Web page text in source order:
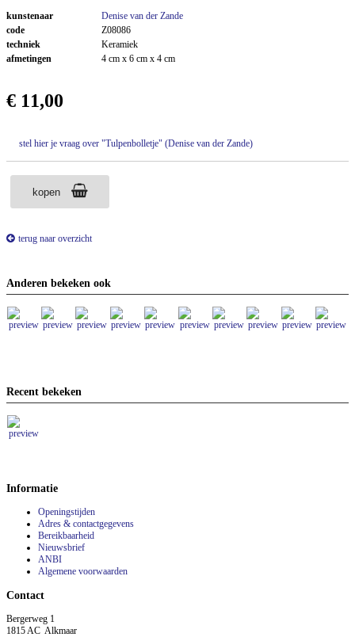
kunstenaar
Denise van der Zande
code
Z08086
techniek
Keramiek
afmetingen
4 cm x 6 cm x 4 cm
€ 11,00
stel hier je vraag over "Tulpenbolletje" (Denise van der Zande)
kopen
terug naar overzicht
Anderen bekeken ook
Recent bekeken
Informatie
Openingstijden
Adres & contactgegevens
Bereikbaarheid
Nieuwsbrief
ANBI
Algemene voorwaarden
Contact
Bergerweg 1
1815 AC Alkmaar